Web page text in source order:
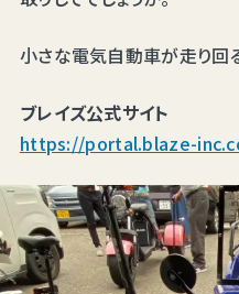
小さな電気自動車が走り回
ブレイズ公式サイト
https://portal.blaze-